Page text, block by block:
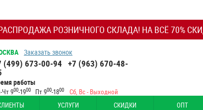
РОЗНИЧНОГО СКЛАДА! НА ВСЁ 70%
Заказать звонок
(499) 673-00-94 +7 (963) 670-48-
работы
Чт 900-1900 Пт 900-1800 Сб, Вс - Выходной
УСЛУГИ СКИДКИ ОПТ